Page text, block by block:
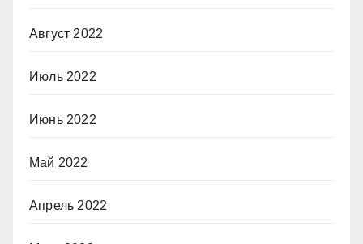
Август 2022
Июль 2022
Июнь 2022
Май 2022
Апрель 2022